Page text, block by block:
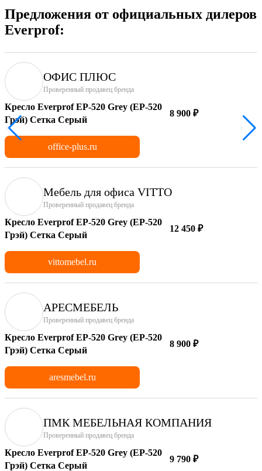
Предложения от официальных дилеров
Everprof:
ОФИС ПЛЮС
Проверенный продавец бренда
Кресло Everprof EP-520 Grey (EP-520
Грэй) Сетка Серый
8 900 ₽
office-plus.ru
Мебель для офиса VITTO
Проверенный продавец бренда
Кресло Everprof EP-520 Grey (EP-520
Грэй) Сетка Серый
12 450 ₽
vittomebel.ru
АРЕСМЕБЕЛЬ
Проверенный продавец бренда
Кресло Everprof EP-520 Grey (EP-520
Грэй) Сетка Серый
8 900 ₽
aresmebel.ru
ПМК МЕБЕЛЬНАЯ КОМПАНИЯ
Проверенный продавец бренда
Кресло Everprof EP-520 Grey (EP-520
Грэй) Сетка Серый
9 790 ₽